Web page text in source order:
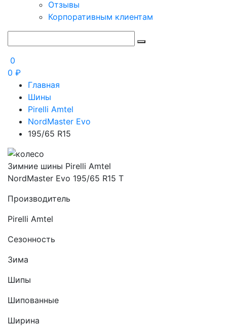
Отзывы
Корпоративным клиентам
0
0 ₽
Главная
Шины
Pirelli Amtel
NordMaster Evo
195/65 R15
Зимние шины Pirelli Amtel
NordMaster Evo 195/65 R15 T
Производитель
Pirelli Amtel
Сезонность
Зима
Шипы
Шипованные
Ширина